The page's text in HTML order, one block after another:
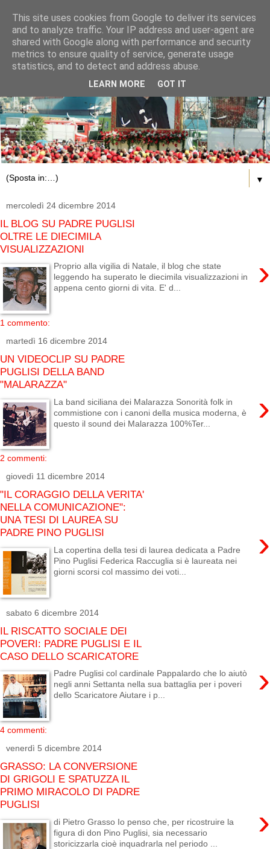
▼
mercoledì 24 dicembre 2014
IL BLOG SU PADRE PUGLISI
OLTRE LE DIECIMILA
VISUALIZZAZIONI
›
Proprio alla vigilia di Natale, il blog che state
leggendo ha superato le diecimila visualizzazioni in
appena cento giorni di vita. E' d...
1 commento:
martedì 16 dicembre 2014
UN VIDEOCLIP SU PADRE
PUGLISI DELLA BAND
"MALARAZZA"
›
La band siciliana dei Malarazza Sonorità folk in
commistione con i canoni della musica moderna, è
questo il sound dei Malarazza 100%Ter...
2 commenti:
giovedì 11 dicembre 2014
"IL CORAGGIO DELLA VERITA'
NELLA COMUNICAZIONE":
UNA TESI DI LAUREA SU
PADRE PINO PUGLISI
›
La copertina della tesi di laurea dedicata a Padre
Pino Puglisi Federica Raccuglia si è laureata nei
giorni scorsi col massimo dei voti...
sabato 6 dicembre 2014
IL RISCATTO SOCIALE DEI
POVERI: PADRE PUGLISI E IL
CASO DELLO SCARICATORE
›
Padre Puglisi col cardinale Pappalardo che lo aiutò
negli anni Settanta nella sua battaglia per i poveri
dello Scaricatore Aiutare i p...
4 commenti:
venerdì 5 dicembre 2014
GRASSO: LA CONVERSIONE
DI GRIGOLI E SPATUZZA IL
PRIMO MIRACOLO DI PADRE
PUGLISI
›
di Pietro Grasso Io penso che, per ricostruire la
figura di don Pino Puglisi, sia necessario
storicizzarla cioè inquadrarla nel periodo ...
This site uses cookies from Google to deliver its services
and to analyze traffic. Your IP address and user-agent are
shared with Google along with performance and security
metrics to ensure quality of service, generate usage
statistics, and to detect and address abuse.
LEARN MORE GOT IT